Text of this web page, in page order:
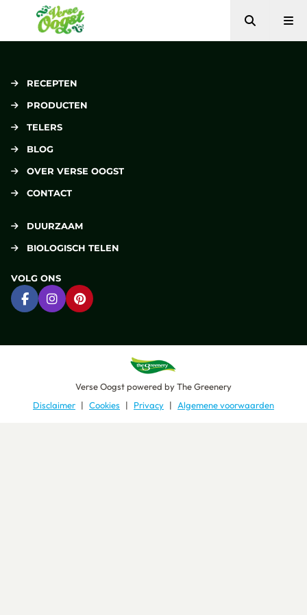
Verse Oogst
Zoeken
RECEPTEN
PRODUCTEN
TELERS
BLOG
OVER VERSE OOGST
CONTACT
DUURZAAM
BIOLOGISCH TELEN
VOLG ONS
Ga naar Facebook
Ga naar Instagram
Ga naar Pinterest
Verse Oogstpowered byThe Greenery
Disclaimer
Cookies Privacy Algemene voorwaarden